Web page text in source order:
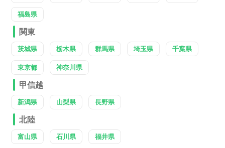
福島県
関東
茨城県 栃木県 群馬県 埼玉県 千葉県
東京都 神奈川県
甲信越
新潟県 山梨県 長野県
北陸
富山県 石川県 福井県